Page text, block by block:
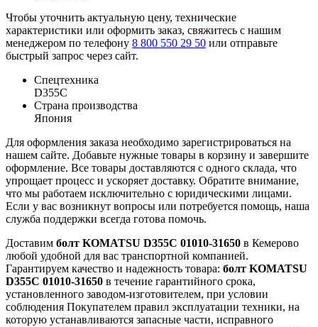
Чтобы уточнить актуальную цену, технические
характеристики или оформить заказ, свяжитесь с нашим
менеджером по телефону 8 800 550 29 50 или отправьте
быстрый запрос через сайт.
Спецтехника
D355C
Страна производства
Япония
Для оформления заказа необходимо зарегистрироваться на
нашем сайте. Добавьте нужные товары в корзину и завершите
оформление. Все товары доставляются с одного склада, что
упрощает процесс и ускоряет доставку. Обратите внимание,
что мы работаем исключительно с юридическими лицами.
Если у вас возникнут вопросы или потребуется помощь, наша
служба поддержки всегда готова помочь.
Доставим болт KOMATSU D355C 01010-31650 в Кемерово
любой удобной для вас транспортной компанией.
Гарантируем качество и надежность товара: болт KOMATSU
D355C 01010-31650 в течение гарантийного срока,
установленного заводом-изготовителем, при условии
соблюдения Покупателем правил эксплуатации техники, на
которую устанавливаются запасные части, исправного